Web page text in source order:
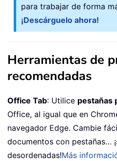
para trabajar de forma
¡Descárguelo ahora!
Herramientas de
recomendadas
Office Tab: Utilice pestañas
Office, al igual que en
navegador Edge. Cambie
documentos con pestañas…
desordenadas!Más